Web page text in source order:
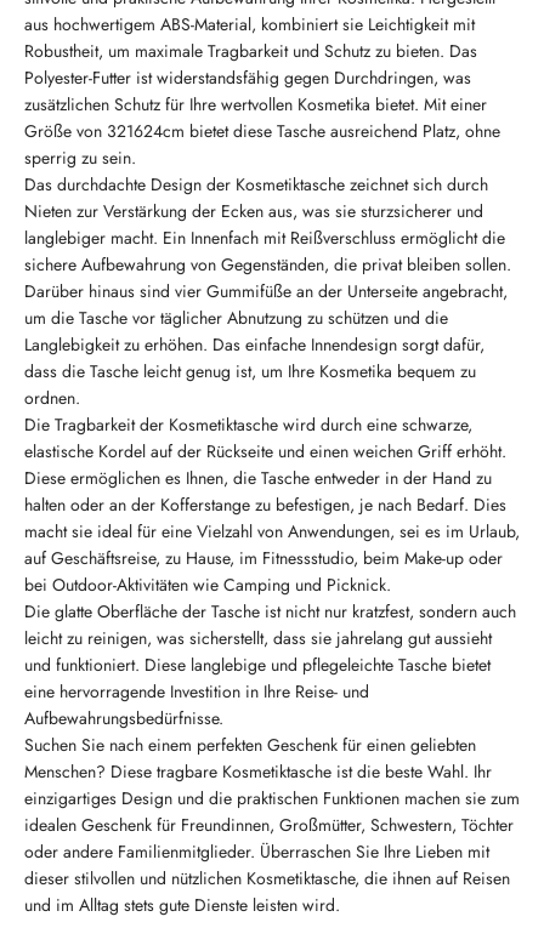
aus hochwertigem ABS-Material, kombiniert sie Leichtigkeit mit
Robustheit, um maximale Tragbarkeit und Schutz zu bieten. Das
Polyester-Futter ist widerstandsfähig gegen Durchdringen, was
zusätzlichen Schutz für Ihre wertvollen Kosmetika bietet. Mit einer
Größe von 321624cm bietet diese Tasche ausreichend Platz, ohne
sperrig zu sein.
Das durchdachte Design der Kosmetiktasche zeichnet sich durch
Nieten zur Verstärkung der Ecken aus, was sie sturzsicherer und
langlebiger macht. Ein Innenfach mit Reißverschluss ermöglicht die
sichere Aufbewahrung von Gegenständen, die privat bleiben sollen.
Darüber hinaus sind vier Gummifüße an der Unterseite angebracht,
um die Tasche vor täglicher Abnutzung zu schützen und die
Langlebigkeit zu erhöhen. Das einfache Innendesign sorgt dafür,
dass die Tasche leicht genug ist, um Ihre Kosmetika bequem zu
ordnen.
Die Tragbarkeit der Kosmetiktasche wird durch eine schwarze,
elastische Kordel auf der Rückseite und einen weichen Griff erhöht.
Diese ermöglichen es Ihnen, die Tasche entweder in der Hand zu
halten oder an der Kofferstange zu befestigen, je nach Bedarf. Dies
macht sie ideal für eine Vielzahl von Anwendungen, sei es im Urlaub,
auf Geschäftsreise, zu Hause, im Fitnessstudio, beim Make-up oder
bei Outdoor-Aktivitäten wie Camping und Picknick.
Die glatte Oberfläche der Tasche ist nicht nur kratzfest, sondern auch
leicht zu reinigen, was sicherstellt, dass sie jahrelang gut aussieht
und funktioniert. Diese langlebige und pflegeleichte Tasche bietet
eine hervorragende Investition in Ihre Reise- und
Aufbewahrungsbedürfnisse.
Suchen Sie nach einem perfekten Geschenk für einen geliebten
Menschen? Diese tragbare Kosmetiktasche ist die beste Wahl. Ihr
einzigartiges Design und die praktischen Funktionen machen sie zum
idealen Geschenk für Freundinnen, Großmütter, Schwestern, Töchter
oder andere Familienmitglieder. Überraschen Sie Ihre Lieben mit
dieser stilvollen und nützlichen Kosmetiktasche, die ihnen auf Reisen
und im Alltag stets gute Dienste leisten wird.